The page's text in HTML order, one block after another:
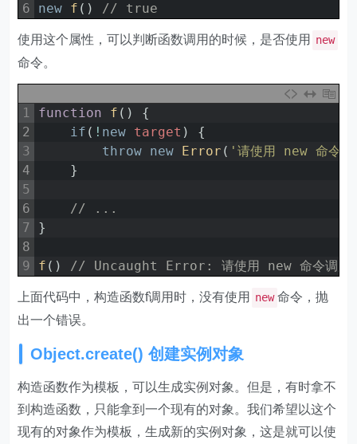
6
new f ( ) // true
使用这个属性，可以判断函数调用的时候，是否使用 new
命令。
1
2
3
4
5
6
7
8
9
function f ( )
{
if ( ! new target )
{
throw new Error ( '请使用 new 命令
}
// ...
}
f ( ) // Uncaught Error: 请使用 new 命令调用
上面代码中，构造函数f调用时，没有使用 new 命令，抛
出一个错误。
Object.create() 创建实例对象
构造函数作为模板，可以生成实例对象。但是，有时拿不
到构造函数，只能拿到一个现有的对象。我们希望以这个
现有的对象作为模板，生成新的实例对象，这是就可以使